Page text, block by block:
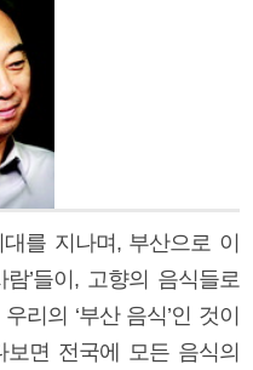
를 지나며, 부산으로 이
’들이, 고향의 음식들로
리의 ‘부산 음식’인 것이
면 전국에 모든 음식의